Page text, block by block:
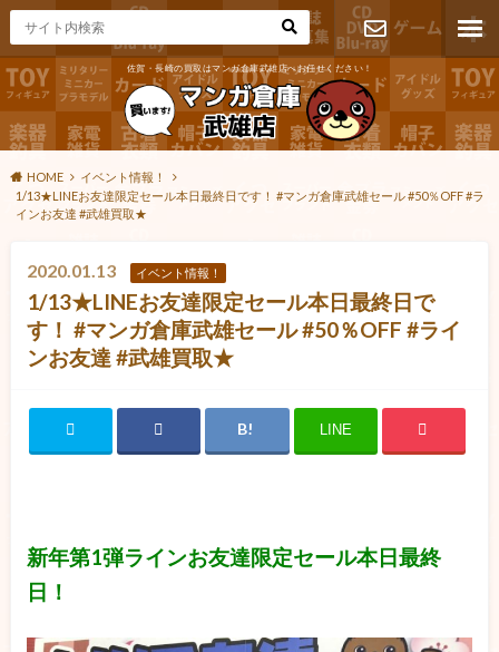
佐賀・長崎の買取はマンガ倉庫武雄店へお任せください！
お問い合わ
せ
HOME
イベント情報！
1/13★LINEお友達限定セール本日最終日です！ #マンガ倉庫武雄セール #50％OFF #ラ
インお友達 #武雄買取★
2020.01.13 イベント情報！
1/13★LINEお友達限定セール本日最終日で
す！ #マンガ倉庫武雄セール #50％OFF #ライ
ンお友達 #武雄買取★
LINE
新年第1弾ラインお友達限定セール本日最終
日！